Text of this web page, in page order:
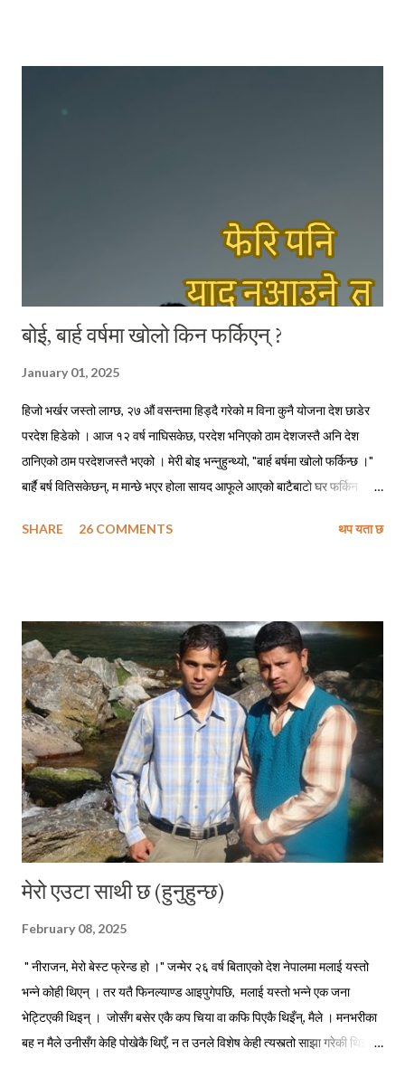
रहेछन् । आफूलाई भेट्न निम्ता दिएको साथीसँग भेट नभएपछि कामको खोजीमा
बोई, बार्ह वर्षमा खोलो किन फर्किएन् ?
January 01, 2025
हिजो भर्खर जस्तो लाग्छ, २७ औं वसन्तमा हिड्दै गरेको म विना कुनै योजना देश छाडेर
परदेश हिडेको । आज १२ वर्ष नाघिसकेछ, परदेश भनिएको ठाम देशजस्तै अनि देश
ठानिएको ठाम परदेशजस्तै भएको । मेरी बोइ भन्नुहुन्थ्यो, "बार्ह बर्षमा खोलो फर्किन्छ ।"
बार्है बर्ष वितिसकेछन्, म मान्छे भएर होला सायद आफूले आएको बाटैबाटो घर फर्किन
फोन गरेर म सोध्दो हुँ, - बोइ बार्ह वर्षमा खोलो कसरी फर्किन्छ ? सिकाइमाग्दो हुँ फर्किने
पक्की घरको दैलोभित्र । दिनहरू यस्ता पनि थिए, जहिले म कविताहरू लेख्ने गर्थेँ
। मेरा कविताहरूमा देश छाड्नेहरूलाई स्वदेशमैं बस्नु भनेर आव्हान हुने गर्थे । अहिले म
तीनै कविताहरूका पात्र बनेर आफैले बाँच्नु परेको परिस्थितीलाई पचाउने प्रयत्न गर्दै...
SHARE 26 COMMENTS थप यता छ
मेरो एउटा साथी छ (हुनुहुन्छ)
February 08, 2025
" नीराजन, मेरो बेस्ट फ्रेन्ड हो ।" जन्मेर २६ वर्ष बिताएको देश नेपालमा मलाई यस्तो
भन्ने कोही थिएन् । तर यतै फिनल्याण्ड आइपुगेपछि, मलाई यस्तो भन्ने एक जना
भेट्टिएकी थिइन् । जोसँग बसेर एकै कप चिया वा कफि पिएकै थिइँन्, मैले । मनभरीका
बह न मैले उनीसँग केहि पोखेकै थिएँ, न त उनले विशेष केही त्यस्त्तो साझा गरेकी थिइन्